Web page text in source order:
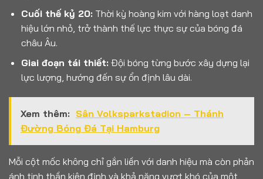
Cuối thế kỷ 20: Thời kỳ hoàng kim với hàng loạt danh
hiệu lớn nhỏ, trở thành thế lực thực sự của bóng đá
châu Âu.
Giai đoạn tái thiết: Đội bóng từng bước xây dựng lại
lực lượng, hướng đến sự ổn định lâu dài.
Xem thêm: Sân Volksparkstadion – Thánh
Đường Bóng Đá Tại Hamburg
Mỗi cột mốc không chỉ gắn liền với danh hiệu mà còn phản
ánh tinh thần kiên định và khả năng vượt khó của một